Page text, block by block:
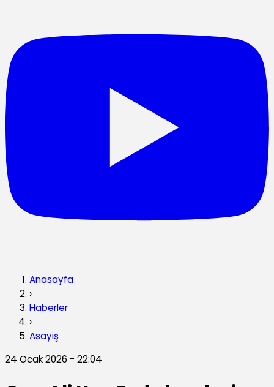
Anasayfa
›
Haberler
›
Asayiş
24 Ocak 2026 - 22:04